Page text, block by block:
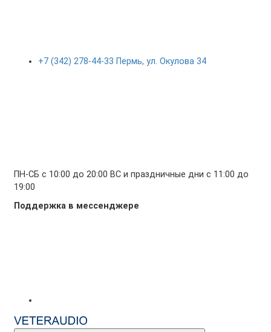
+7 (342) 278-44-33 Пермь, ул. Окулова 34
ПН-СБ с 10:00 до 20:00 ВС и праздничные дни с 11:00 до
19:00
Поддержка в мессенджере